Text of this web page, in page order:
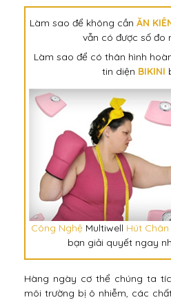
Làm sao để không cần ĂN
vẫn có được số đo
Làm sao để có thân hình
tin diện BIKINI
Công Nghệ Multiwell Hút
bạn giải quyết ngay
Hàng ngày cơ thể chúng ta
môi trường bị ô nhiễm, các